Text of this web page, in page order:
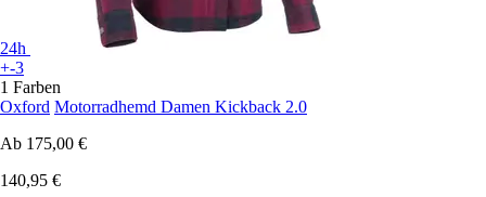
24h
+-3
1 Farben
Oxford Motorradhemd Damen Kickback 2.0
Ab 175,00 €
140,95 €